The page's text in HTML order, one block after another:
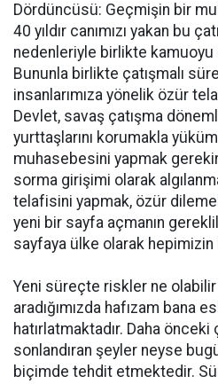
Dördüncüsü: Geçmişin bir
40 yıldır canımızı yakan bu
nedenleriyle birlikte kamuoyu
Bununla birlikte çatışmalı
insanlarımıza yönelik özür
Devlet, savaş çatışma
yurttaşlarını korumakla
muhasebesini yapmak
sorma girişimi olarak
telafisini yapmak, özür
yeni bir sayfa açmanın
sayfaya ülke olarak hepimizin
Yeni süreçte riskler ne
aradığımızda hafızam bana
hatırlatmaktadır. Daha
sonlandıran şeyler neyse
biçimde tehdit etmektedir.